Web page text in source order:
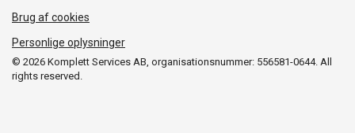
© 2026 Komplett Services AB, organisationsnummer: 556581-0644. All
rights reserved.
Brug af cookies
Personlige oplysninger